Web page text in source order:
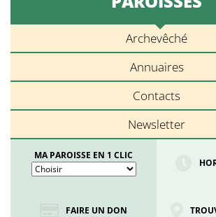
Archevêché
Annuaires
Contacts
Newsletter
MA PAROISSE EN 1 CLIC
FAIRE UN DON